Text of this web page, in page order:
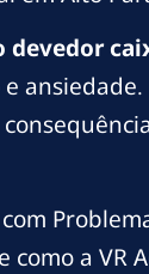
devedor
a VR